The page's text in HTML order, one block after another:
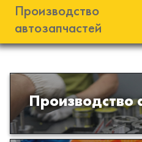
Производство
автозапчастей
Производство
Разработка и
из